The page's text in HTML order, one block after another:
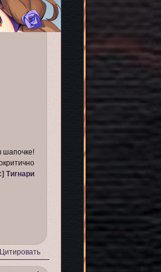
шапочке!
Тигнари
Цитировать